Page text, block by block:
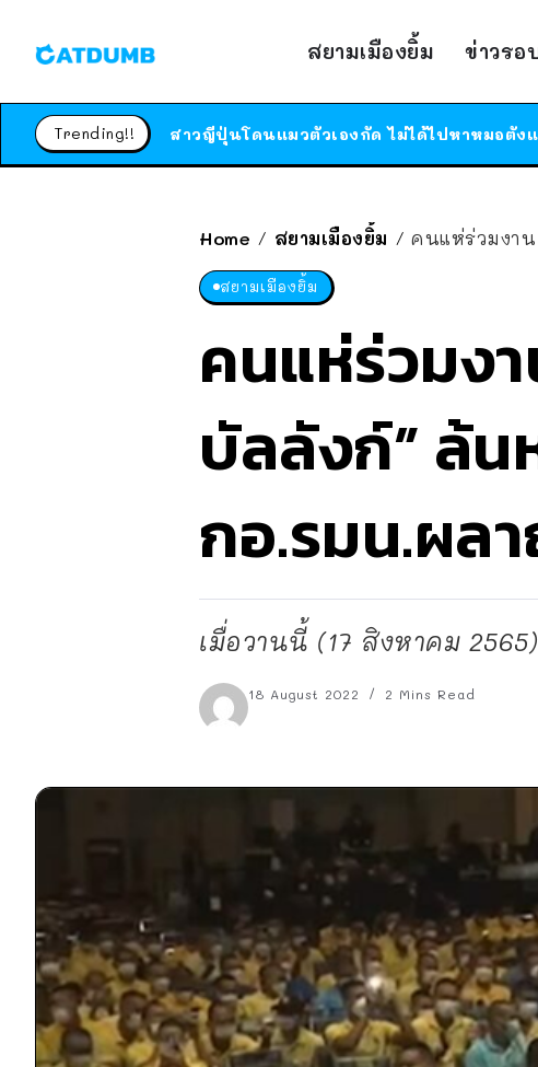
สยามเมืองยิ้ม ข่าวรอ
Trending!!
Home / สยามเมืองยิ้ม / คนแห่ร่วมงาน “
สยามเมืองยิ้ม
คนแห่ร่วมง
บัลลังก์” ล้น
กอ.รมน.ผล
เมื่อวานนี้ (17 สิงหาคม
18 August 2022 2 Mins Read